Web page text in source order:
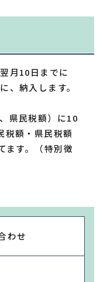
月10日までに
、納入します。
県民税額）に10
税額・県民税額
ます。（特別徴
わせ